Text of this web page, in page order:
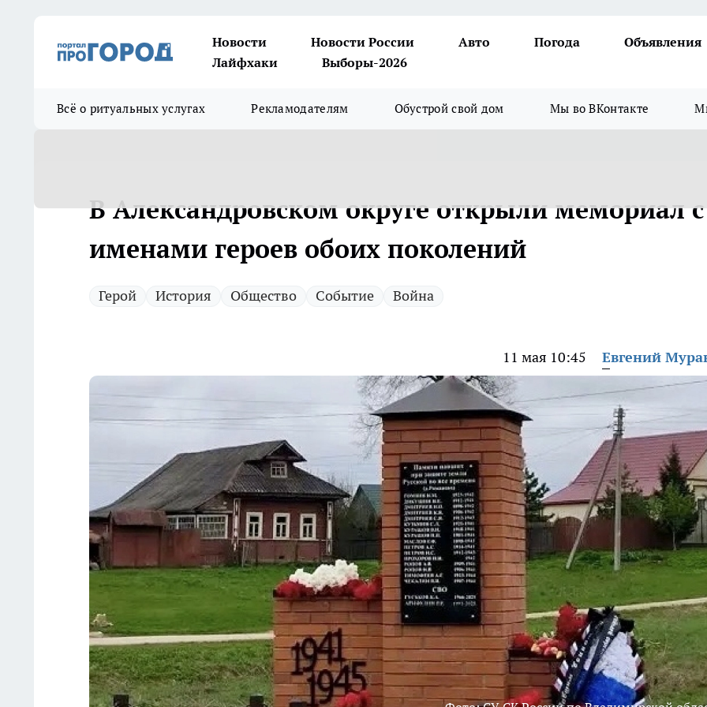
Новости Новости России Авто Погода
Объявления
Лайфхаки
Выборы-2026
Всё о ритуальных услугах Рекламодателям Обустрой свой дом Мы во ВКонтакте
В Александровском округе открыли мемориал с
именами героев обоих поколений
Герой История Общество Событие Война
11 мая 10:45 Евгений